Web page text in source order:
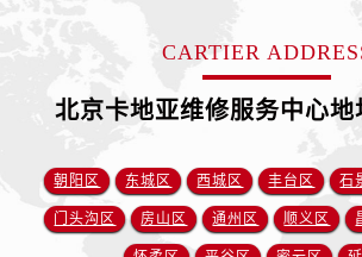
CARTIER
北京卡地亚维修服务中心地
朝阳区 东城区 西城区 丰台区 石
门头沟区 房山区 通州区 顺义区